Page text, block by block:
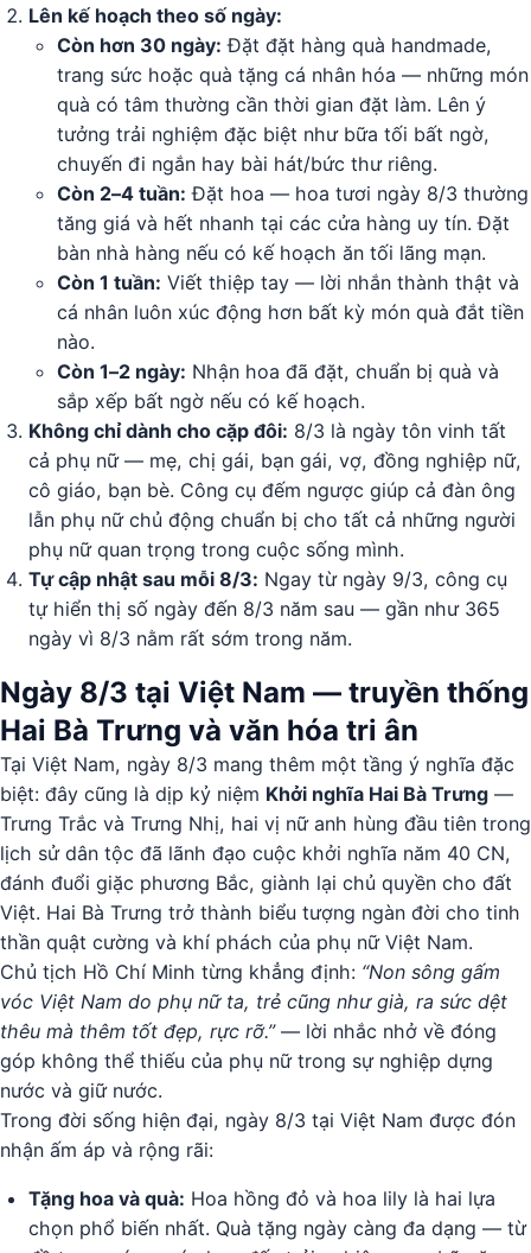
Lên kế hoạch theo số ngày:
Còn hơn 30 ngày: Đặt đặt hàng quà handmade,
trang sức hoặc quà tặng cá nhân hóa — những món
quà có tâm thường cần thời gian đặt làm. Lên ý
tưởng trải nghiệm đặc biệt như bữa tối bất ngờ,
chuyến đi ngắn hay bài hát/bức thư riêng.
Còn 2–4 tuần: Đặt hoa — hoa tươi ngày 8/3 thường
tăng giá và hết nhanh tại các cửa hàng uy tín. Đặt
bàn nhà hàng nếu có kế hoạch ăn tối lãng mạn.
Còn 1 tuần: Viết thiệp tay — lời nhắn thành thật và
cá nhân luôn xúc động hơn bất kỳ món quà đắt tiền
nào.
Còn 1–2 ngày: Nhận hoa đã đặt, chuẩn bị quà và
sắp xếp bất ngờ nếu có kế hoạch.
Không chỉ dành cho cặp đôi: 8/3 là ngày tôn vinh tất
cả phụ nữ — mẹ, chị gái, bạn gái, vợ, đồng nghiệp nữ,
cô giáo, bạn bè. Công cụ đếm ngược giúp cả đàn ông
lẫn phụ nữ chủ động chuẩn bị cho tất cả những người
phụ nữ quan trọng trong cuộc sống mình.
Tự cập nhật sau mỗi 8/3: Ngay từ ngày 9/3, công cụ
tự hiển thị số ngày đến 8/3 năm sau — gần như 365
ngày vì 8/3 nằm rất sớm trong năm.
Ngày 8/3 tại Việt Nam — truyền thống
Hai Bà Trưng và văn hóa tri ân
Tại Việt Nam, ngày 8/3 mang thêm một tầng ý nghĩa đặc
biệt: đây cũng là dịp kỷ niệm Khởi nghĩa Hai Bà Trưng —
Trưng Trắc và Trưng Nhị, hai vị nữ anh hùng đầu tiên trong
lịch sử dân tộc đã lãnh đạo cuộc khởi nghĩa năm 40 CN,
đánh đuổi giặc phương Bắc, giành lại chủ quyền cho đất
Việt. Hai Bà Trưng trở thành biểu tượng ngàn đời cho tinh
thần quật cường và khí phách của phụ nữ Việt Nam.
Chủ tịch Hồ Chí Minh từng khẳng định: “Non sông gấm
vóc Việt Nam do phụ nữ ta, trẻ cũng như già, ra sức dệt
thêu mà thêm tốt đẹp, rực rỡ.”— lời nhắc nhở về đóng
góp không thể thiếu của phụ nữ trong sự nghiệp dựng
nước và giữ nước.
Trong đời sống hiện đại, ngày 8/3 tại Việt Nam được đón
nhận ấm áp và rộng rãi:
Tặng hoa và quà: Hoa hồng đỏ và hoa lily là hai lựa
chọn phổ biến nhất. Quà tặng ngày càng đa dạng — từ